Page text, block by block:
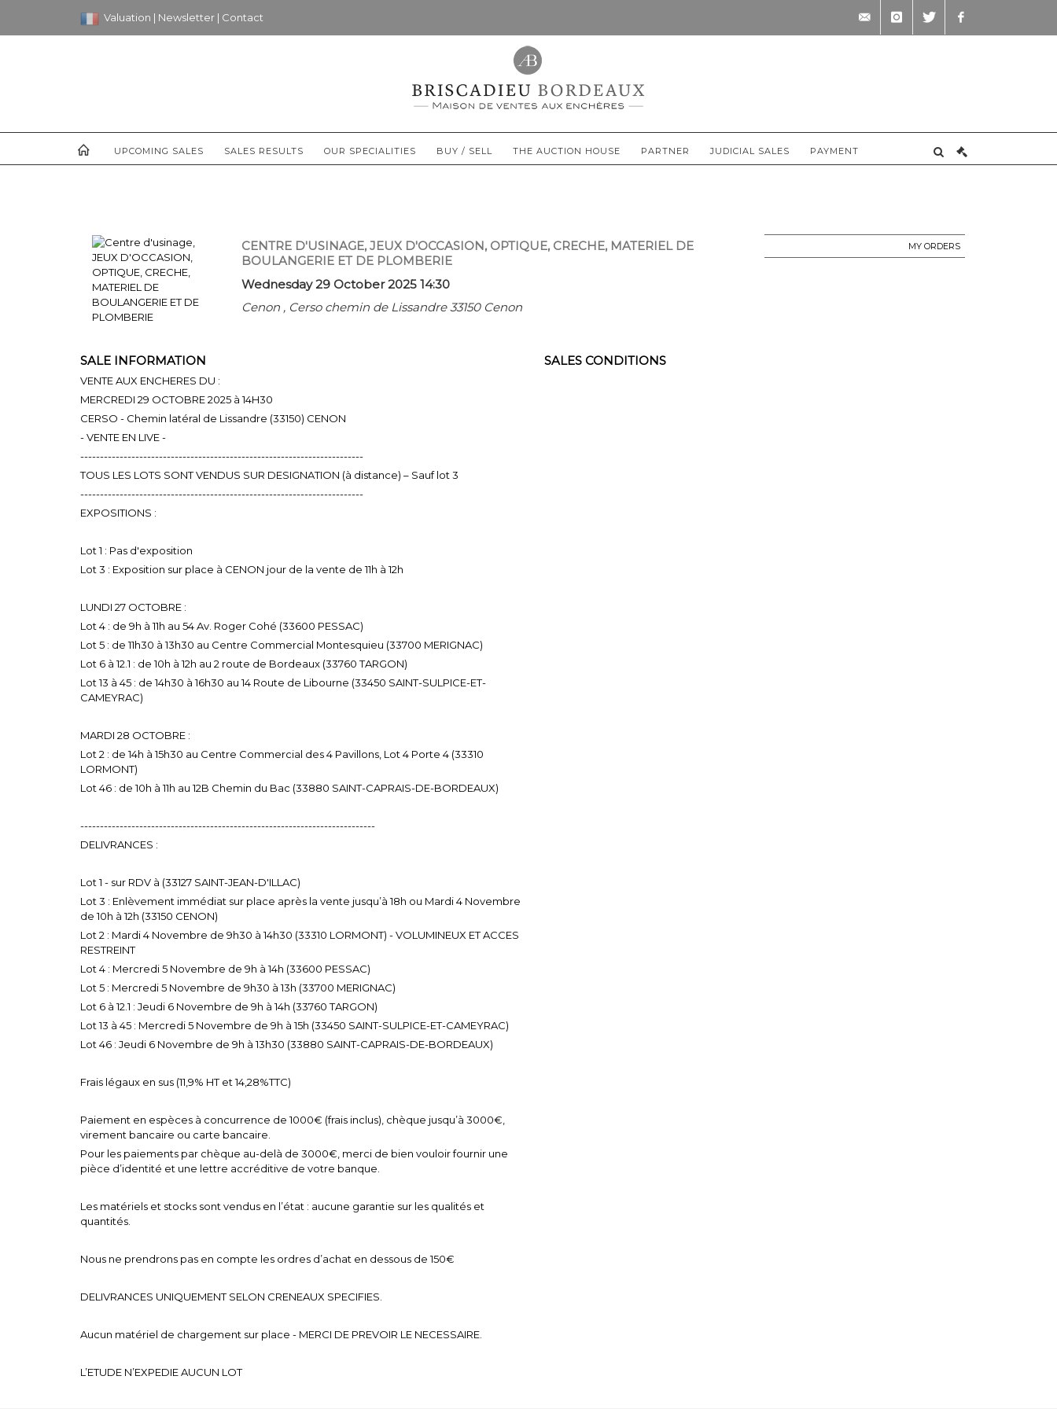
Valuation | Newsletter | Contact
UPCOMING SALES SALES RESULTS OUR SPECIALITIES BUY / SELL THE AUCTION HOUSE PARTNER JUDICIAL SALES PAYMENT
CENTRE D'USINAGE, JEUX D'OCCASION, OPTIQUE, CRECHE, MATERIEL DE
BOULANGERIE ET DE PLOMBERIE
Wednesday 29 October 2025 14:30
Cenon , Cerso chemin de Lissandre 33150 Cenon
MY ORDERS
SALE INFORMATION
VENTE AUX ENCHERES DU :
MERCREDI 29 OCTOBRE 2025 à 14H30
CERSO - Chemin latéral de Lissandre (33150) CENON
- VENTE EN LIVE -
------------------------------------------------------------------------
TOUS LES LOTS SONT VENDUS SUR DESIGNATION (à distance) – Sauf lot 3
------------------------------------------------------------------------
EXPOSITIONS :
Lot 1 : Pas d'exposition
Lot 3 : Exposition sur place à CENON jour de la vente de 11h à 12h
LUNDI 27 OCTOBRE :
Lot 4 : de 9h à 11h au 54 Av. Roger Cohé (33600 PESSAC)
Lot 5 : de 11h30 à 13h30 au Centre Commercial Montesquieu (33700 MERIGNAC)
Lot 6 à 12.1 : de 10h à 12h au 2 route de Bordeaux (33760 TARGON)
Lot 13 à 45 : de 14h30 à 16h30 au 14 Route de Libourne (33450 SAINT-SULPICE-ET-
CAMEYRAC)
MARDI 28 OCTOBRE :
Lot 2 : de 14h à 15h30 au Centre Commercial des 4 Pavillons, Lot 4 Porte 4 (33310
LORMONT)
Lot 46 : de 10h à 11h au 12B Chemin du Bac (33880 SAINT-CAPRAIS-DE-BORDEAUX)
---------------------------------------------------------------------------
DELIVRANCES :
Lot 1 - sur RDV à (33127 SAINT-JEAN-D'ILLAC)
Lot 3 : Enlèvement immédiat sur place après la vente jusqu’à 18h ou Mardi 4 Novembre
de 10h à 12h (33150 CENON)
Lot 2 : Mardi 4 Novembre de 9h30 à 14h30 (33310 LORMONT) - VOLUMINEUX ET ACCES
RESTREINT
Lot 4 : Mercredi 5 Novembre de 9h à 14h (33600 PESSAC)
Lot 5 : Mercredi 5 Novembre de 9h30 à 13h (33700 MERIGNAC)
Lot 6 à 12.1 : Jeudi 6 Novembre de 9h à 14h (33760 TARGON)
Lot 13 à 45 : Mercredi 5 Novembre de 9h à 15h (33450 SAINT-SULPICE-ET-CAMEYRAC)
Lot 46 : Jeudi 6 Novembre de 9h à 13h30 (33880 SAINT-CAPRAIS-DE-BORDEAUX)
Frais légaux en sus (11,9% HT et 14,28%TTC)
Paiement en espèces à concurrence de 1000€ (frais inclus), chèque jusqu’à 3000€,
virement bancaire ou carte bancaire.
Pour les paiements par chèque au-delà de 3000€, merci de bien vouloir fournir une
pièce d’identité et une lettre accréditive de votre banque.
Les matériels et stocks sont vendus en l’état : aucune garantie sur les qualités et
quantités.
Nous ne prendrons pas en compte les ordres d’achat en dessous de 150€
DELIVRANCES UNIQUEMENT SELON CRENEAUX SPECIFIES.
Aucun matériel de chargement sur place - MERCI DE PREVOIR LE NECESSAIRE.
L’ETUDE N’EXPEDIE AUCUN LOT
SALES CONDITIONS